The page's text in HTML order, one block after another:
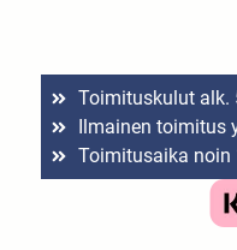
Toimituskulut alk.
Ilmainen toimitus
Toimitusaika noin